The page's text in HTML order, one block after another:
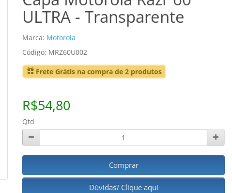
ULTRA - Transparente
Marca: Motorola
Código: MRZ60U002
Frete Grátis na compra de 2 produtos
R$54,80
Qtd
Comprar
Dúvidas? Clique aqui